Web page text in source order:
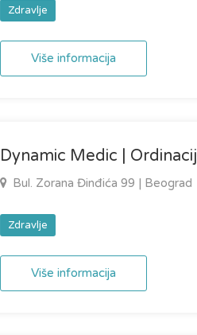
Zdravlje
Više informacija
Dynamic Medic |
Bul. Zorana Đinđića 99 | Beograd
Zdravlje
Više informacija